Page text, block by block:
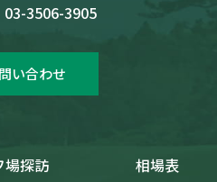
03-3506-3905
い合わせ
場探訪 相場表